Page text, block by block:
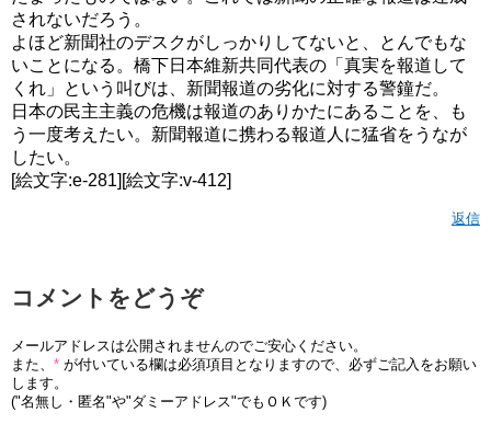
されないだろう。
よほど新聞社のデスクがしっかりしてないと、とんでもな
いことになる。橋下日本維新共同代表の「真実を報道して
くれ」という叫びは、新聞報道の劣化に対する警鐘だ。
日本の民主主義の危機は報道のありかたにあることを、も
う一度考えたい。新聞報道に携わる報道人に猛省をうなが
したい。
[絵文字:e-281][絵文字:v-412]
返信
コメントをどうぞ
メールアドレスは公開されませんのでご安心ください。
また、 * が付いている欄は必須項目となりますので、必ずご記入をお願い
します。
("名無し・匿名"や"ダミーアドレス"でもＯＫです)